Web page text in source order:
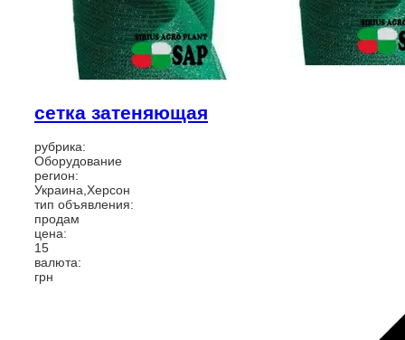
сетка затеняющая
рубрика:
Оборудование
регион:
Украина,Херсон
тип объявления:
продам
цена:
15
валюта:
грн